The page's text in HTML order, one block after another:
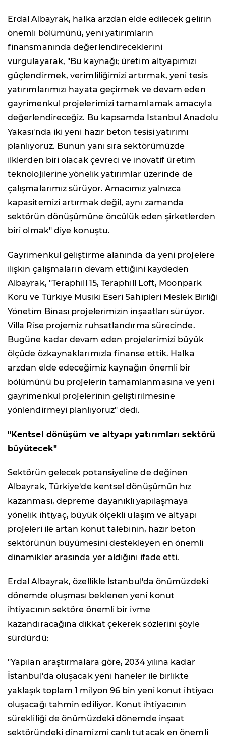
Erdal Albayrak, halka arzdan elde edilecek gelirin
önemli bölümünü, yeni yatırımların
finansmanında değerlendireceklerini
vurgulayarak, "Bu kaynağı; üretim altyapımızı
güçlendirmek, verimliliğimizi artırmak, yeni tesis
yatırımlarımızı hayata geçirmek ve devam eden
gayrimenkul projelerimizi tamamlamak amacıyla
değerlendireceğiz. Bu kapsamda İstanbul Anadolu
Yakası'nda iki yeni hazır beton tesisi yatırımı
planlıyoruz. Bunun yanı sıra sektörümüzde
ilklerden biri olacak çevreci ve inovatif üretim
teknolojilerine yönelik yatırımlar üzerinde de
çalışmalarımız sürüyor. Amacımız yalnızca
kapasitemizi artırmak değil, aynı zamanda
sektörün dönüşümüne öncülük eden şirketlerden
biri olmak" diye konuştu.
Gayrimenkul geliştirme alanında da yeni projelere
ilişkin çalışmaların devam ettiğini kaydeden
Albayrak, "Teraphill 15, Teraphill Loft, Moonpark
Koru ve Türkiye Musiki Eseri Sahipleri Meslek Birliği
Yönetim Binası projelerimizin inşaatları sürüyor.
Villa Rise projemiz ruhsatlandırma sürecinde.
Bugüne kadar devam eden projelerimizi büyük
ölçüde özkaynaklarımızla finanse ettik. Halka
arzdan elde edeceğimiz kaynağın önemli bir
bölümünü bu projelerin tamamlanmasına ve yeni
gayrimenkul projelerinin geliştirilmesine
yönlendirmeyi planlıyoruz" dedi.
"Kentsel dönüşüm ve altyapı yatırımları sektörü
büyütecek"
Sektörün gelecek potansiyeline de değinen
Albayrak, Türkiye'de kentsel dönüşümün hız
kazanması, depreme dayanıklı yapılaşmaya
yönelik ihtiyaç, büyük ölçekli ulaşım ve altyapı
projeleri ile artan konut talebinin, hazır beton
sektörünün büyümesini destekleyen en önemli
dinamikler arasında yer aldığını ifade etti.
Erdal Albayrak, özellikle İstanbul'da önümüzdeki
dönemde oluşması beklenen yeni konut
ihtiyacının sektöre önemli bir ivme
kazandıracağına dikkat çekerek sözlerini şöyle
sürdürdü:
"Yapılan araştırmalara göre, 2034 yılına kadar
İstanbul'da oluşacak yeni haneler ile birlikte
yaklaşık toplam 1 milyon 96 bin yeni konut ihtiyacı
oluşacağı tahmin ediliyor. Konut ihtiyacının
sürekliliği de önümüzdeki dönemde inşaat
sektöründeki dinamizmi canlı tutacak en önemli